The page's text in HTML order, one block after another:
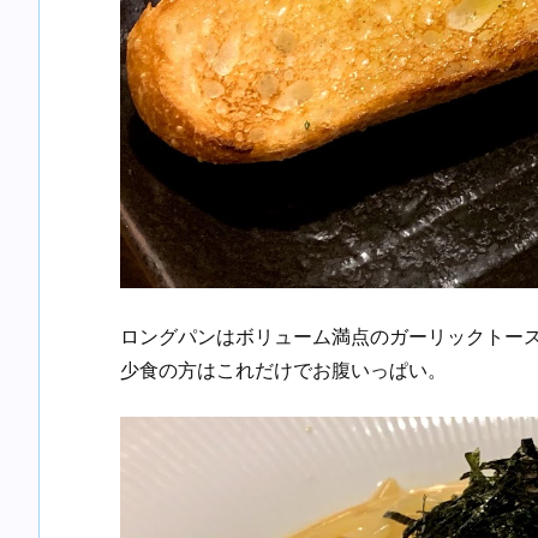
ロングパンはボリューム満点のガーリックトー
少食の方はこれだけでお腹いっぱい。